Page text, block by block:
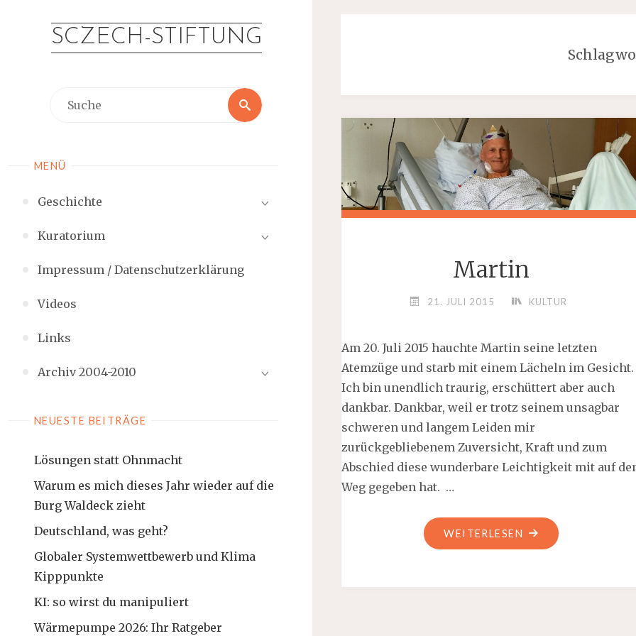
springenSCZECH-STIFTUNG
Suche
Suche
MENÜ
Geschichte
Kuratorium
Impressum / Datenschutzerklärung
Videos
Links
Archiv 2004-2010
NEUESTE BEITRÄGE
Lösungen statt Ohnmacht
Warum es mich dieses Jahr wieder auf die
Burg Waldeck zieht
Deutschland, was geht?
Globaler Systemwettbewerb und Klima
Kipppunkte
KI: so wirst du manipuliert
Wärmepumpe 2026: Ihr Ratgeber
Martin
21. JULI 2015 KULTUR
Am 20. Juli 2015 hauchte Martin seine letzten
Atemzüge und starb mit einem Lächeln im Gesicht.
Ich bin unendlich traurig, erschüttert aber auch
dankbar. Dankbar, weil er trotz seinem unsagbar
schweren und langem Leiden mir
zurückgebliebenem Zuversicht, Kraft und zum
Abschied diese wunderbare Leichtigkeit mit auf
Weg gegeben hat. …
WEITERLESEN "MARTIN"